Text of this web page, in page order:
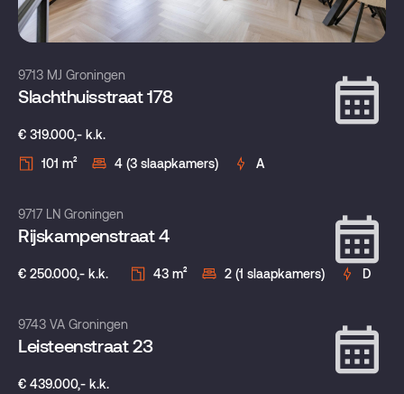
9713 MJ Groningen
Slachthuisstraat 178
€ 319.000,- k.k.
101 m²
4 (3 slaapkamers) A
Verkocht onder voorbehoud
9717 LN Groningen
Rijskampenstraat 4
€ 250.000,- k.k. 43 m² 2 (1 slaapkamers) D
Verkocht onder voorbehoud
9743 VA Groningen
Leisteenstraat 23
€ 439.000,- k.k.